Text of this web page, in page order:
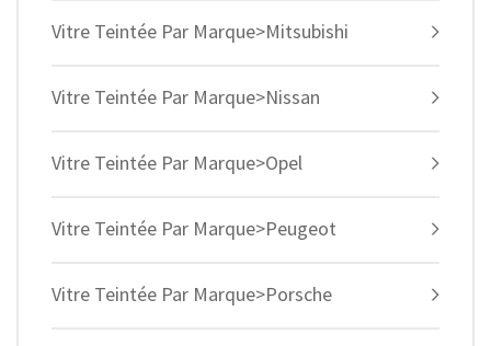
Vitre Teintée Par Marque>Mitsubishi
Vitre Teintée Par Marque>Nissan
Vitre Teintée Par Marque>Opel
Vitre Teintée Par Marque>Peugeot
Vitre Teintée Par Marque>Porsche